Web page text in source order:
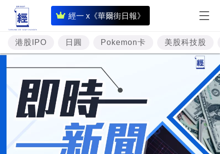
經一 x《華爾街日報》
即
時
財
經
專
題
投
資
樓
市
港股IPO 日圓 Pokemon卡 美股科技股